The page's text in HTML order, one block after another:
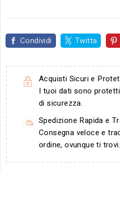
Condividi Twitta
Acquisti Sicuri e
I tuoi dati sono
di sicurezza.
Spedizione Rapida e
Consegna veloce e
ordine, ovunque ti trovi.